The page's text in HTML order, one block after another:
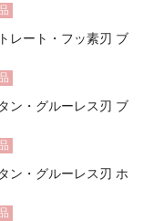
レート・フッ素刃 ブ
ン・グルーレス刃 ブ
ン・グルーレス刃 ホ